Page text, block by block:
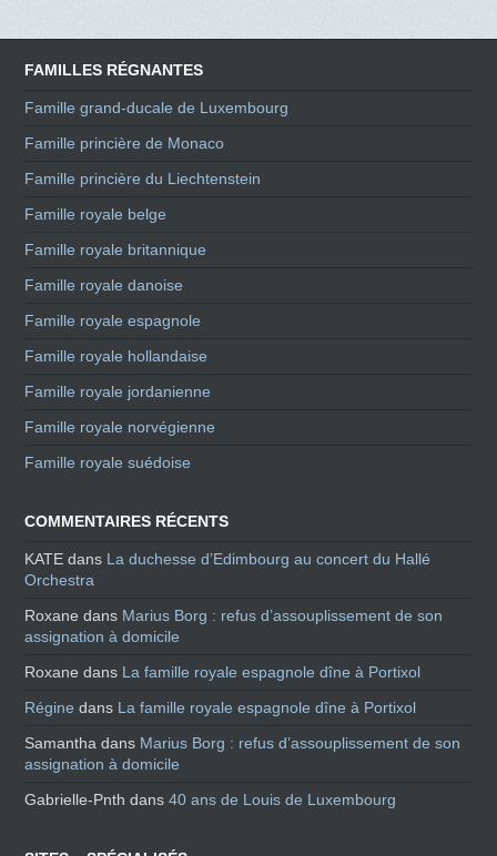
FAMILLES RÉGNANTES
Famille grand-ducale de Luxembourg
Famille princière de Monaco
Famille princière du Liechtenstein
Famille royale belge
Famille royale britannique
Famille royale danoise
Famille royale espagnole
Famille royale hollandaise
Famille royale jordanienne
Famille royale norvégienne
Famille royale suédoise
COMMENTAIRES RÉCENTS
KATE dans La duchesse d’Edimbourg au concert du Hallé
Orchestra
Roxane dans Marius Borg : refus d’assouplissement de son
assignation à domicile
Roxane dans La famille royale espagnole dîne à Portixol
Régine dans La famille royale espagnole dîne à Portixol
Samantha dans Marius Borg : refus d’assouplissement de son
assignation à domicile
Gabrielle-Pnth dans40 ans de Louis de Luxembourg